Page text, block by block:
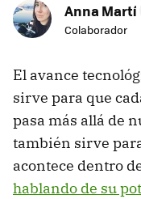
Anna Martí
Colaborador
El avance
sirve para que
pasa más allá de
también sirve
acontece dentro
hablando de su